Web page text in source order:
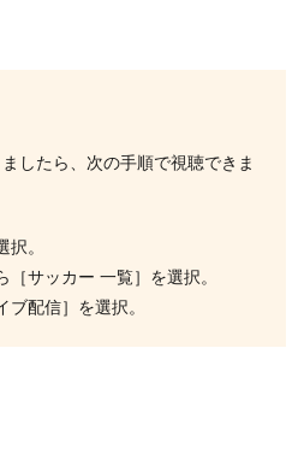
ましたら、次の手順で視聴できま
択。
［サッカー 一覧］を選択。
ブ配信］を選択。